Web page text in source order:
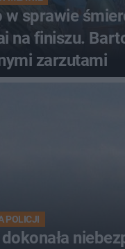
w sprawie
na finiszu.
zarzutami
POLICJI